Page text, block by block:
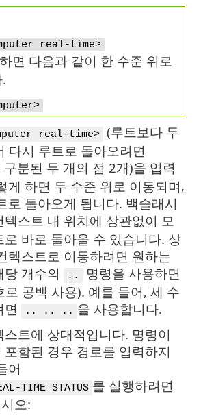
real-time>
면 다음과 같이 한 수준 위로
real-time>
(루트보다 두
다시 루트로 돌아오려면
분된 두 개의 점 2개)을 입력
게 하면 두 수준 위로 이동되며,
로 돌아오게 됩니다. 백슬래시
스트 내 위치에 상관없이 모
바로 돌아올 수 있습니다. 상
텍스트로 이동하려면 원하는
개수의
..
명령을 사용하면
로 공백 사용). 예를 들어, 세 수
면
.. .. .. 을 사용합니다.
트에 상대적입니다. 명령이
함된 경우 경로를 입력하지
어
TIME STATUS 를 실행하려면
오: